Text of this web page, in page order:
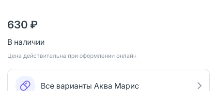
630 ₽
В наличии
Цена действительна при оформлении онлайн
Все варианты Аква Марис